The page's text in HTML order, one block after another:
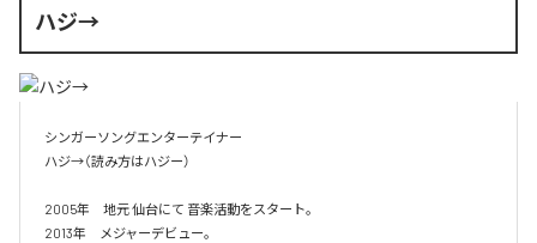
ハジ→
シンガーソングエンターテイナー
ハジ→（読み方はハジー）
2005年　地元 仙台にて 音楽活動をスタート。
2013年　メジャーデビュー。